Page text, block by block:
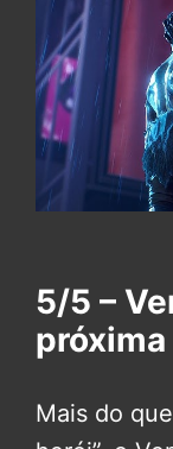
5/5 –
próxima
Mais do